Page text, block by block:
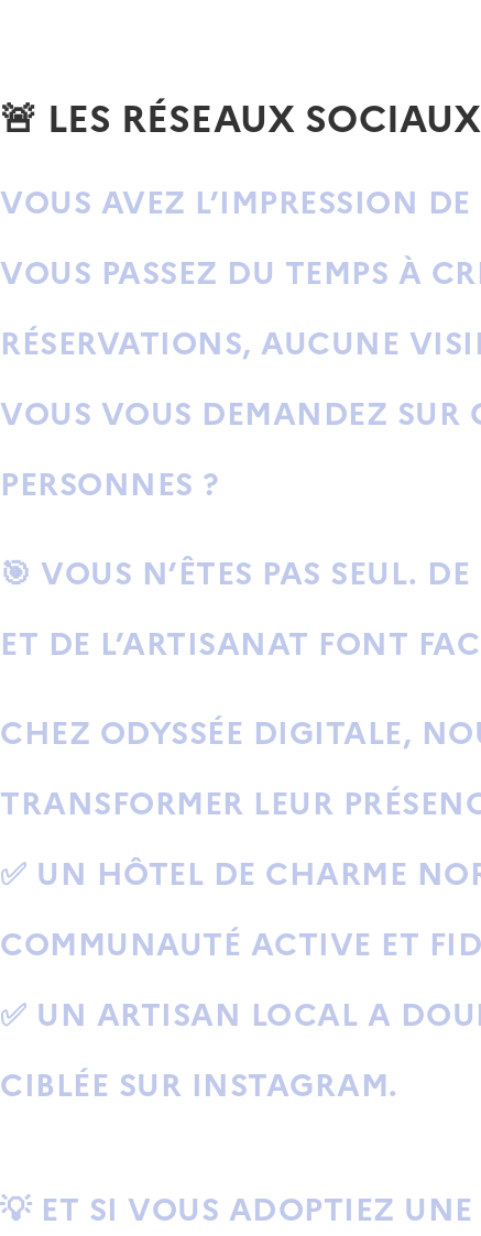
🚨 LES RÉSEAUX
VOUS AVEZ L’IMPRESSION DE
VOUS PASSEZ DU TEMPS À
RÉSERVATIONS, AUCUNE
VOUS VOUS DEMANDEZ SUR
PERSONNES ?
🎯 VOUS N’ÊTES PAS SEUL.
ET DE L’ARTISANAT FONT
CHEZ ODYSSÉE DIGITALE,
TRANSFORMER LEUR
✅ UN HÔTEL DE CHARME
COMMUNAUTÉ ACTIVE ET
✅ UN ARTISAN LOCAL A
CIBLÉE SUR INSTAGRAM.
💡 ET SI VOUS ADOPTIEZ